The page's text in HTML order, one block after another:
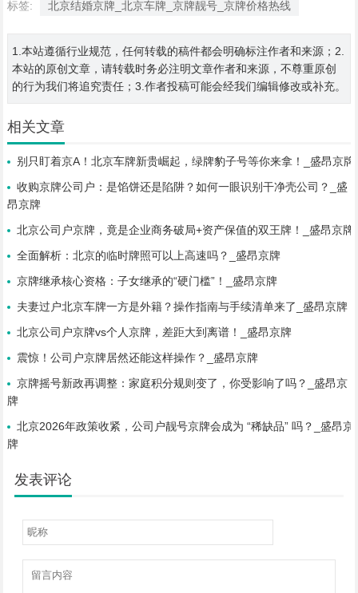
标签: 北京结婚京牌_北京车牌_京牌靓号_京牌价格热线
1.本站遵循行业规范，任何转载的稿件都会明确标注作者和来源；2.
本站的原创文章，请转载时务必注明文章作者和来源，不尊重原创
的行为我们将追究责任；3.作者投稿可能会经我们编辑修改或补充。
相关文章
别只盯着京A！北京车牌新贵崛起，绿牌豹子号等你来拿！_盛昂京牌
收购京牌公司户：是馅饼还是陷阱？如何一眼识别干净壳公司？_盛
昂京牌
北京公司户京牌，竟是企业商务破局+资产保值的双王牌！_盛昂京牌
全面解析：北京的临时牌照可以上高速吗？_盛昂京牌
京牌继承核心资格：子女继承的“硬门槛”！_盛昂京牌
夫妻过户北京车牌一方是外籍？操作指南与手续清单来了_盛昂京牌
北京公司户京牌vs个人京牌，差距大到离谱！_盛昂京牌
震惊！公司户京牌居然还能这样操作？_盛昂京牌
京牌摇号新政再调整：家庭积分规则变了，你受影响了吗？_盛昂京
牌
北京2026年政策收紧，公司户靓号京牌会成为 “稀缺品” 吗？_盛昂京
牌
发表评论